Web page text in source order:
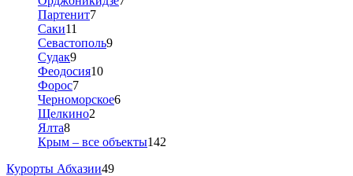
Партенит7
Саки11
Севастополь9
Судак9
Феодосия10
Форос7
Черноморское6
Щелкино2
Ялта8
Крым – все объекты142
Курорты Абхазии49